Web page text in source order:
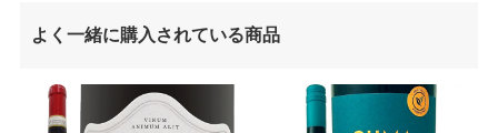
よく一緒に購入されている商品